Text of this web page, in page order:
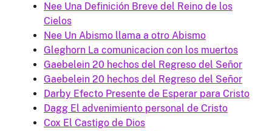
Nee Una Definición Breve del Reino de los
Cielos
Nee Un Abismo llama a otro Abismo
Gleghorn La comunicacion con los muertos
Gaebelein 20 hechos del Regreso del Señor
Gaebelein 20 hechos del Regreso del Señor
Darby Efecto Presente de Esperar para Cristo
Dagg El advenimiento personal de Cristo
Cox El Castigo de Dios